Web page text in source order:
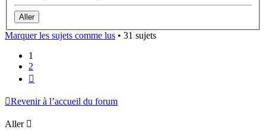
Marquer les sujets comme lus • 31 sujets
1
2
Revenir à l’accueil du forum
Aller